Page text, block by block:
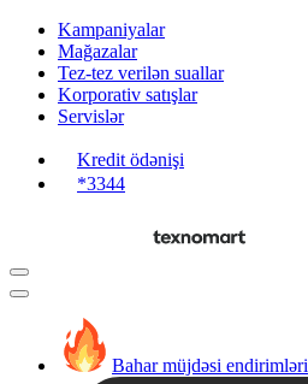
Kampaniyalar
Mağazalar
Tez-tez verilən suallar
Korporativ satışlar
Servislər
Kredit ödənişi
*3344
Bahar müjdəsi endirimləri